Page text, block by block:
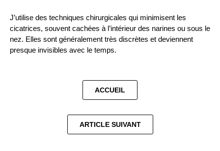
J’utilise des techniques chirurgicales qui minimisent les
cicatrices, souvent cachées à l’intérieur des narines ou sous le
nez. Elles sont généralement très discrètes et deviennent
presque invisibles avec le temps.
ACCUEIL
ARTICLE SUIVANT